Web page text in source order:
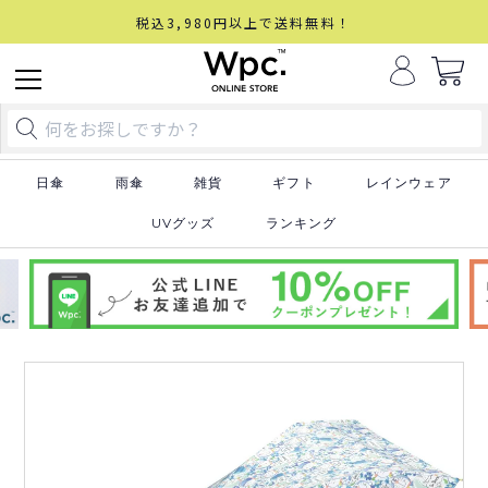
税込3,980円以上で送料無料！
日傘 雨傘 雑貨 ギフト レインウェア
UVグッズ ランキング